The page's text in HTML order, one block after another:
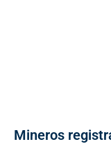
Mineros